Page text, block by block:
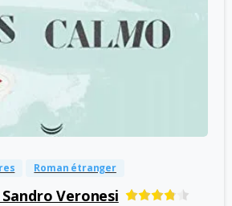
Roman étranger
Veronesi